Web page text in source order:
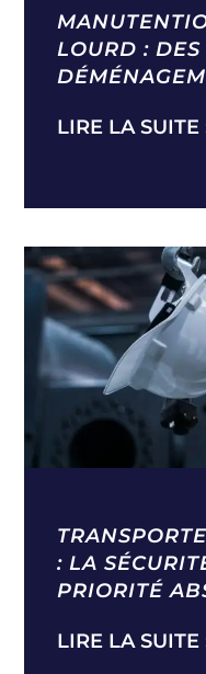
LOURD : DES
LIRE LA SUITE
: LA
PRIORITÉ
LIRE LA SUITE